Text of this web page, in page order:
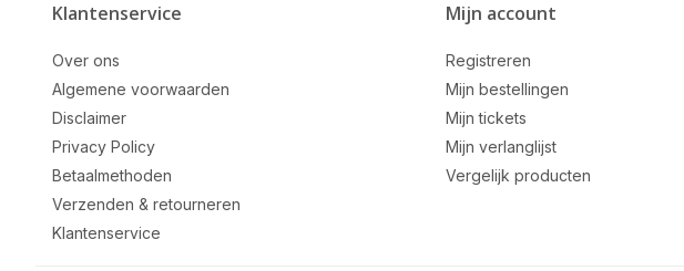
Klantenservice
Over ons
Algemene voorwaarden
Disclaimer
Privacy Policy
Betaalmethoden
Verzenden & retourneren
Klantenservice
Mijn account
Registreren
Mijn bestellingen
Mijn tickets
Mijn verlanglijst
Vergelijk producten